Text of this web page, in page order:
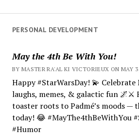
PERSONAL DEVELOPMENT
May the 4th Be With You!
BY MASTER RA'AL KI VICTORIEUX ON MAY
Happy #StarWarsDay! 💫
laughs, memes, & galactic fun 🌌⚔️
toaster roots to Padmé’s moods —
today! 😂 #MayThe4thBeWithYou
#Humor